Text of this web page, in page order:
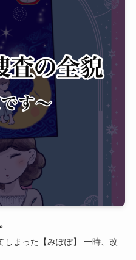
しまった【みぽぽ】 一時、改